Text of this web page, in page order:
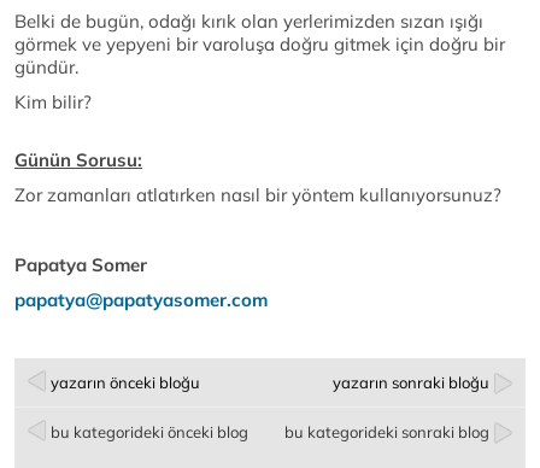
Belki de bugün, odağı kırık olan yerlerimizden sızan ışığı
görmek ve yepyeni bir varoluşa doğru gitmek için doğru bir
gündür.
Kim bilir?
Günün Sorusu:
Zor zamanları atlatırken nasıl bir yöntem kullanıyorsunuz?
Papatya Somer
papatya@papatyasomer.com
yazarın önceki bloğu yazarın sonraki bloğu
bu kategorideki önceki blog bu kategorideki sonraki blog